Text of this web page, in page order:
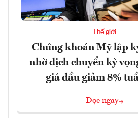
Thế giới
Chứng khoán Mỹ lập
nhờ dịch chuyển kỳ
giá dầu giảm 8%
Đọc ngay